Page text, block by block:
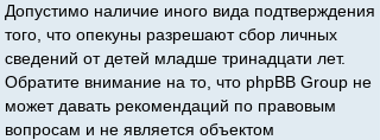
Допустимо наличие иного вида подтверждения
того, что опекуны разрешают сбор личных
сведений от детей младше тринадцати лет.
Обратите внимание на то, что phpBB Group не
может давать рекомендаций по правовым
вопросам и не является объектом